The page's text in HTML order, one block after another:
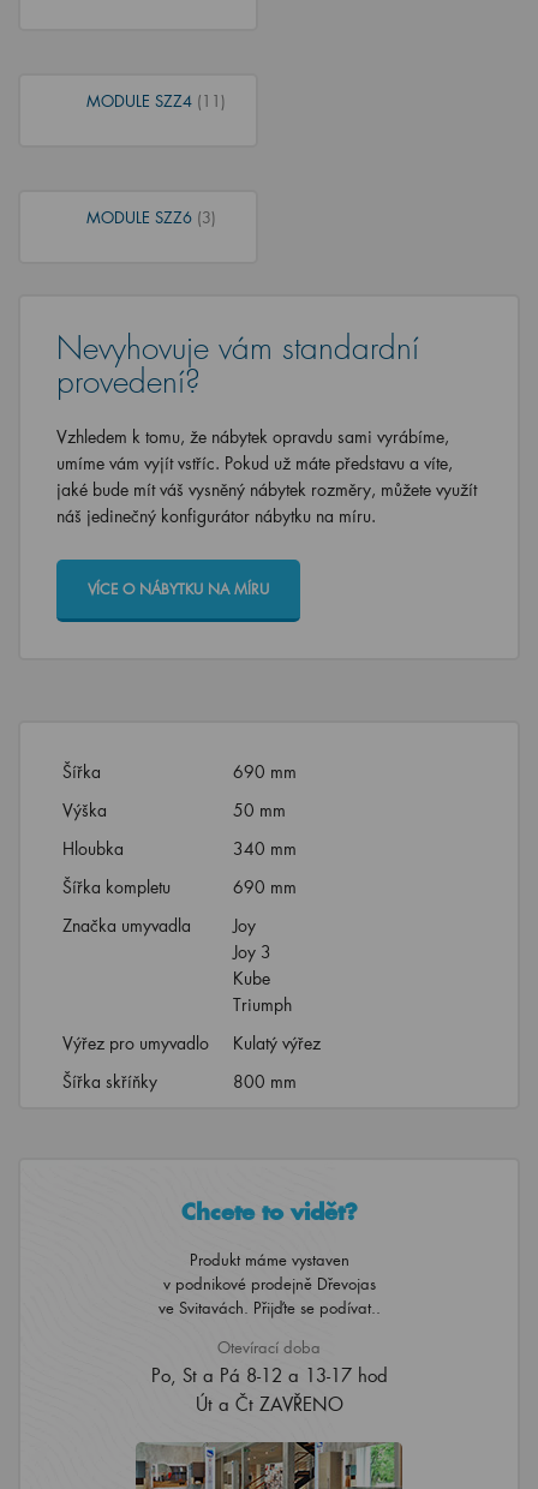
MODULE SZZ4 (11)
MODULE SZZ6 (3)
Nevyhovuje vám standardní
provedení?
Vzhledem k tomu, že nábytek opravdu sami vyrábíme,
umíme vám vyjít vstříc. Pokud už máte představu a víte,
jaké bude mít váš vysněný nábytek rozměry, můžete využít
náš jedinečný konfigurátor nábytku na míru.
VÍCE O NÁBYTKU NA MÍRU
Šířka
690 mm
Výška
50 mm
Hloubka
340 mm
Šířka kompletu
690 mm
Značka umyvadla
Joy
Joy 3
Kube
Triumph
Výřez pro umyvadlo
Kulatý výřez
Šířka skříňky
800 mm
Chcete to vidět?
Produkt máme vystaven
v podnikové prodejně Dřevojas
ve Svitavách. Přijďte se podívat..
Otevírací doba
Po, St a Pá 8-12 a 13-17 hod
Út a Čt ZAVŘENO